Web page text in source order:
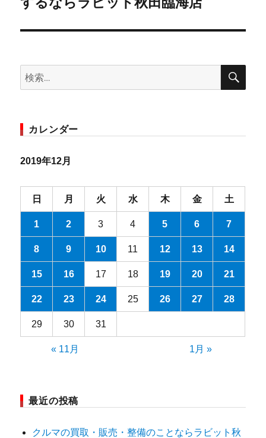
シ
ン
稿:
検
索:
検
カレンダー
2019年12月
日 月 火 水 木 金 土
1 2 3 4 5 6 7
8 9 10 11 12 13 14
15 16 17 18 19 20 21
22 23 24 25 26 27 28
29 30 31
« 11月 1月 »
最近の投稿
クルマの買取・販売・整備のことならラビット秋